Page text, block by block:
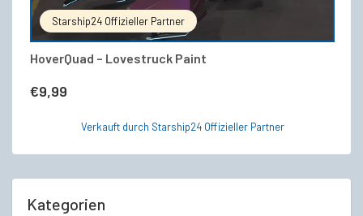
Starship24 Offizieller Partner
HoverQuad – Lovestruck Paint
€9,99
Verkauft durch Starship24 Offizieller Partner
Kategorien